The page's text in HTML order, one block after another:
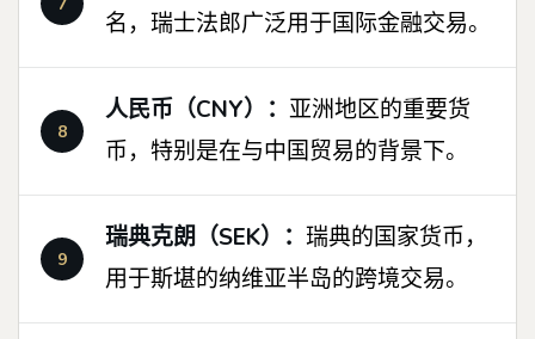
名，瑞士法郎广泛用于国际金融交易。
人民币（CNY）： 亚洲地区的重要货
币，特别是在与中国贸易的背景下。
瑞典克朗（SEK）： 瑞典的国家货币，
用于斯堪的纳维亚半岛的跨境交易。